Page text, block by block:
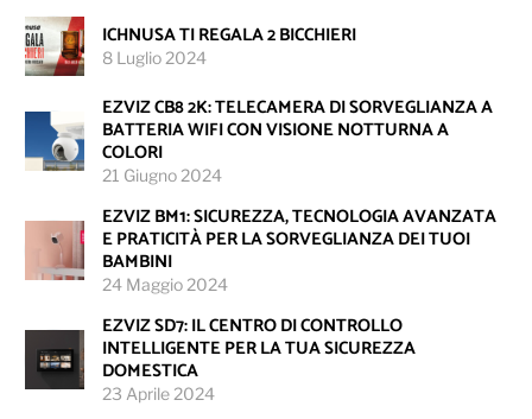
ICHNUSA TI REGALA 2 BICCHIERI
8 Luglio 2024
EZVIZ CB8 2K: TELECAMERA DI SORVEGLIANZA A
BATTERIA WIFI CON VISIONE NOTTURNA A
COLORI
21 Giugno 2024
EZVIZ BM1: SICUREZZA, TECNOLOGIA AVANZATA
E PRATICITÀ PER LA SORVEGLIANZA DEI TUOI
BAMBINI
24 Maggio 2024
EZVIZ SD7: IL CENTRO DI CONTROLLO
INTELLIGENTE PER LA TUA SICUREZZA
DOMESTICA
23 Aprile 2024